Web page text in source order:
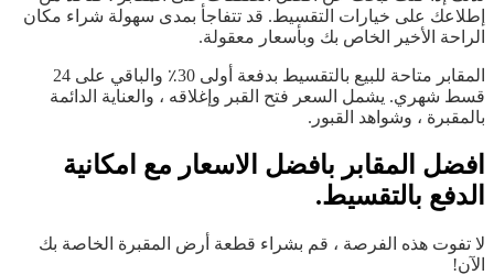
إطلاعك على خيارات التقسيط. قد تتفاجأ بمدى سهولة شراء مكان
الراحة الأخير الخاص بك وبأسعار معقولة.
المقابر متاحة للبيع بالتقسيط بدفعة أولى 30٪ والباقي على 24
قسط شهري. يشمل السعر فتح القبر وإغلاقه ، والعناية الدائمة
بالمقبرة ، وشواهد القبور.
افضل المقابر بافضل الاسعار مع امكانية
الدفع بالتقسيط.
لا تفوت هذه الفرصة ، قم بشراء قطعة أرض المقبرة الخاصة بك
الآن!